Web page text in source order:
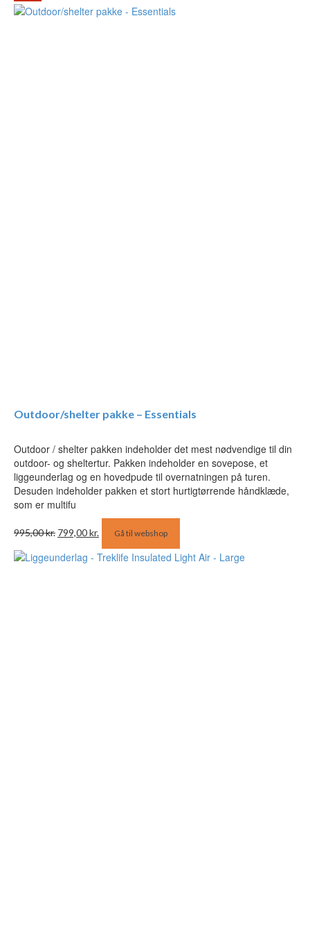
Outdoor/shelter pakke – Essentials
Outdoor / shelter pakken indeholder det mest nødvendige til din
outdoor- og sheltertur. Pakken indeholder en sovepose, et
liggeunderlag og en hovedpude til overnatningen på turen.
Desuden indeholder pakken et stort hurtigtørrende håndklæde,
som er multifu
995,00kr.oprindelige
pris
799,00kr.aktuelle
pris
Gå til webshop